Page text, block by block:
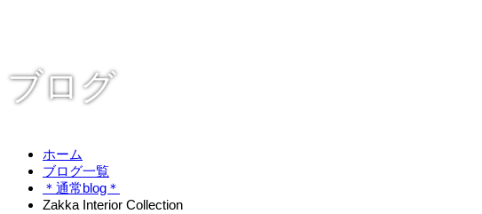
ブログ
ホーム
ブログ一覧
＊通常blog＊
Zakka Interior Collection